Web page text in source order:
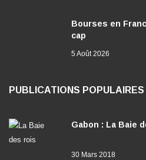
Bourses en
cap
5 Août 2026
PUBLICATIONS POPULAIRES
Gabon : La Baie
30 Mars 2018